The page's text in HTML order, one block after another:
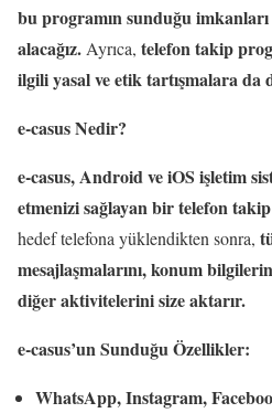
bu programın sunduğu
alacağız. Ayrıca, telefon takip
ilgili yasal ve etik tartışmalara da
e-casus Nedir?
e-casus, Android ve iOS işletim
etmenizi sağlayan bir telefon
hedef telefona yüklendikten sonra,
mesajlaşmalarını, konum
diğer aktivitelerini size aktarır.
e-casus’un Sunduğu Özellikler:
WhatsApp, Instagram,